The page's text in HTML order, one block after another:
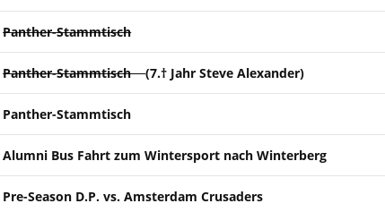
Panther-Stammtisch
Panther-Stammtisch(7.† Jahr Steve Alexander)
Panther-Stammtisch
Alumni Bus Fahrt zum Wintersport nach Winterberg
Pre-Season D.P. vs. Amsterdam Crusaders